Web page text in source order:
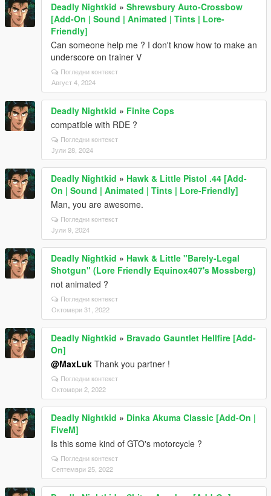
Deadly Nightkid » Shrewsbury Auto-Crossbow
[Add-On | Sound | Animated | Tints | Lore-
Friendly]
Can someone help me ? I don't know how to make an
underscore on trainer V
Погледни контекст
Август 4, 2024
Deadly Nightkid » Finite Cops
compatible with RDE ?
Погледни контекст
Јули 28, 2024
Deadly Nightkid » Hawk & Little Pistol .44 [Add-
On | Sound | Animated | Tints | Lore-Friendly]
Man, you are awesome.
Погледни контекст
Јули 9, 2024
Deadly Nightkid » Hawk & Little "Barely-Legal
Shotgun" (Lore Friendly Equinox407's Mossberg)
not animated ?
Погледни контекст
Октомври 31, 2022
Deadly Nightkid » Bravado Gauntlet Hellfire [Add-
On]
@MaxLuk Thank you partner !
Погледни контекст
Октомври 2, 2022
Deadly Nightkid » Dinka Akuma Classic [Add-On |
FiveM]
Is this some kind of GTO's motorcycle ?
Погледни контекст
Септември 25, 2022